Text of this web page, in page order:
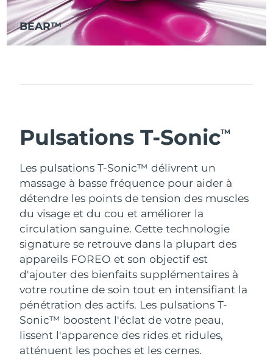
BEAR™
Pulsations T-SonicTM
Les pulsations T-Sonic™ délivrent un
massage à basse fréquence pour aider à
détendre les points de tension des muscles
du visage et du cou et améliorer la
circulation sanguine. Cette technologie
signature se retrouve dans la plupart des
appareils FOREO et son objectif est
d'ajouter des bienfaits supplémentaires à
votre routine de soin tout en intensifiant la
pénétration des actifs. Les pulsations T-
Sonic™ boostent l'éclat de votre peau,
lissent l'apparence des rides et ridules,
atténuent les poches et les cernes.
Italie Livraison estimée29/1/2026
Japon Livraison estimée1/2/2026
Koweït Livraison estimée 29/1/2026
Liban Livraison estimée30/1/2026
Lituanie Livraison estimée
Luxembourg Livraison estimée29/1/2026
R.A.S. chinoise de
Macao
Livraison estimée 31/1/2026
Malaisie Livraison estimée
Malte Livraison estimée29/1/2026